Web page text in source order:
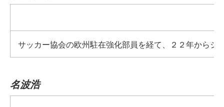
サッカー協会の欧州駐在強化部員を経て、２２年から
名波浩